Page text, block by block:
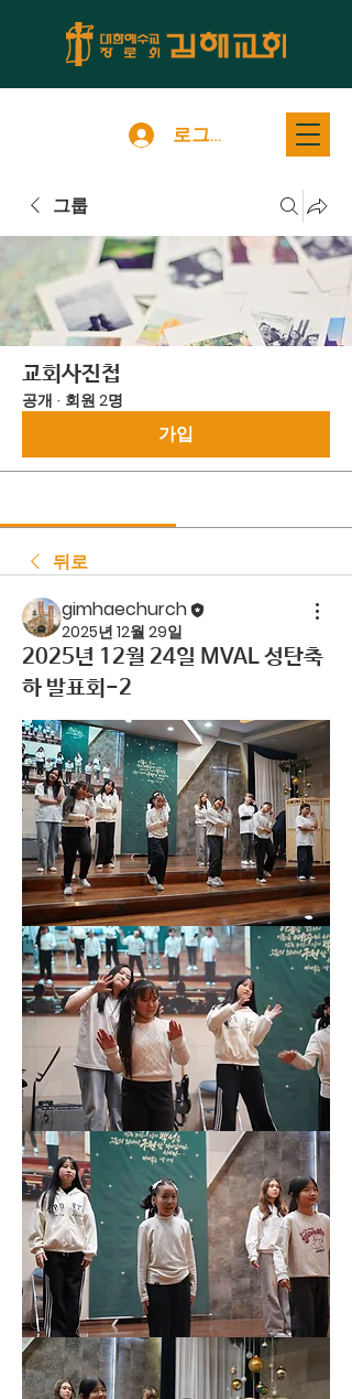
로그인
그룹
교회사진첩
공개 · 회원 2명
가입
뒤로
gimhaechurch
2025년 12월 29일
2025년 12월 24일 MVAL 성탄축
하 발표회-2